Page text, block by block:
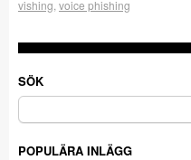
vishing voice phishing
SÖK
Sök
efter:
POPULÄRA INLÄGG